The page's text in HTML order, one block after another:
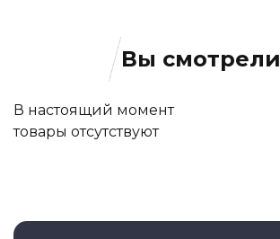
Вы смотрели
В настоящий момент
товары отсутствуют